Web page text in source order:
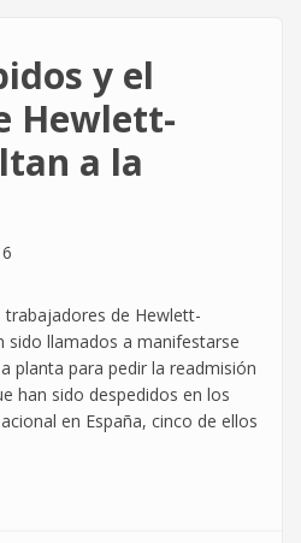
y el
Hewlett-
a la
trabajadores de Hewlett-
sido llamados a manifestarse
planta para pedir la readmisión
han sido despedidos en los
en España, cinco de ellos